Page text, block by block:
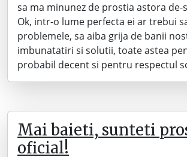
sa ma minunez de prostia astora de-
Ok, intr-o lume perfecta ei ar trebui
problemele, sa aiba grija de banii
imbunatatiri si solutii, toate astea
probabil decent si pentru respectul
Mai baieti, sunteti
oficial!